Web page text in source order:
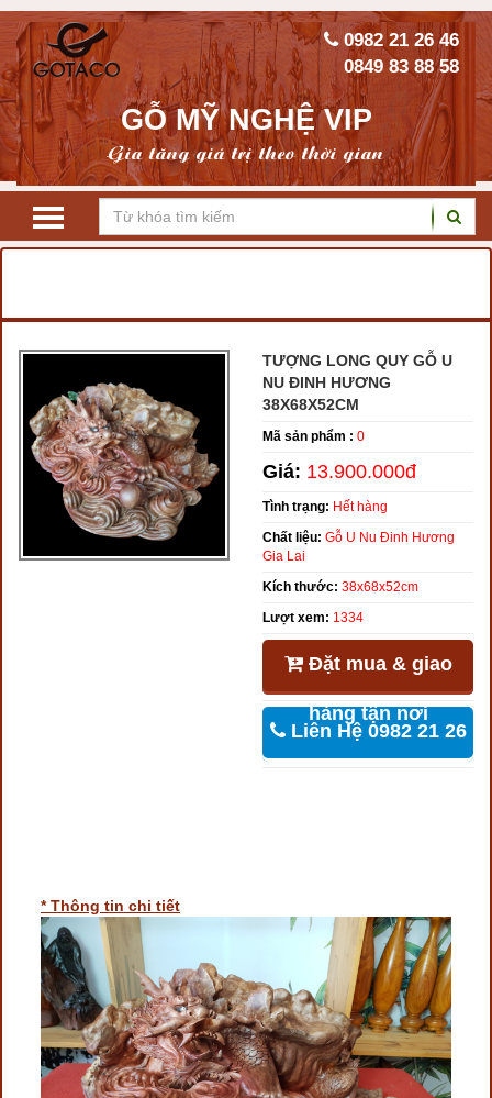
GỖ MỸ NGHỆ VIP
Gia tăng giá trị theo thời gian
0982 21 26 46
0849 83 88 58
TƯỢNG LONG QUY GỖ U
NU ĐINH HƯƠNG
38X68X52CM
Mã sản phẩm : 0
Giá: 13.900.000đ
Tình trạng: Hết hàng
Chất liệu: Gỗ U Nu Đinh Hương
Gia Lai
Kích thước: 38x68x52cm
Lượt xem: 1334
Đặt mua & giao
hàng tận nơi
Liên Hệ 0982 21 26
* Thông tin chi tiết